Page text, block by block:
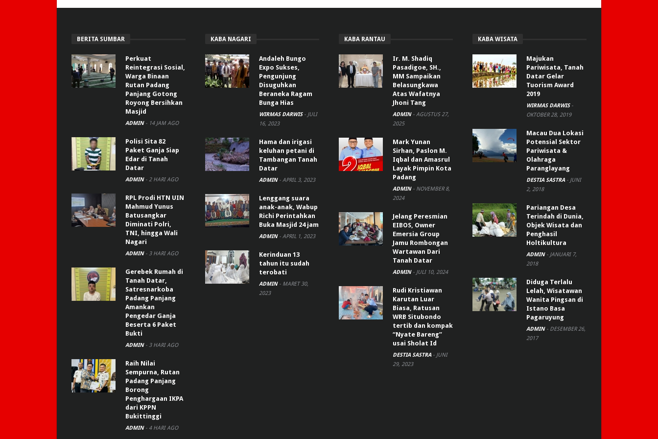
BERITA SUMBAR
Perkuat
Reintegrasi Sosial,
Warga Binaan
Rutan Padang
Panjang Gotong
Royong Bersihkan
Masjid
ADMIN - 14 JAM AGO
Polisi Sita 82
Paket Ganja Siap
Edar di Tanah
Datar
ADMIN - 2 HARI AGO
RPL Prodi HTN UIN
Mahmud Yunus
Batusangkar
Diminati Polri,
TNI, hingga Wali
Nagari
ADMIN - 3 HARI AGO
Gerebek Rumah di
Tanah Datar,
Satresnarkoba
Padang Panjang
Amankan
Pengedar Ganja
Beserta 6 Paket
Bukti
ADMIN - 3 HARI AGO
Raih Nilai
Sempurna, Rutan
Padang Panjang
Borong
Penghargaan IKPA
dari KPPN
Bukittinggi
ADMIN - 4 HARI AGO
KABA NAGARI
Andaleh Bungo
Expo Sukses,
Pengunjung
Disuguhkan
Beraneka Ragam
Bunga Hias
WIRMAS DARWIS - JULI
16, 2023
Hama dan irigasi
keluhan petani di
Tambangan Tanah
Datar
ADMIN - APRIL 3, 2023
Lenggang suara
anak-anak, Wabup
Richi Perintahkan
Buka Masjid 24 jam
ADMIN - APRIL 1, 2023
Kerinduan 13
tahun itu sudah
terobati
ADMIN - MARET 30,
2023
KABA RANTAU
Ir. M. Shadiq
Pasadigoe, SH.,
MM Sampaikan
Belasungkawa
Atas Wafatnya
Jhoni Tang
ADMIN - AGUSTUS 27,
2025
Mark Yunan
Sirhan, Paslon M.
Iqbal dan Amasrul
Layak Pimpin Kota
Padang
ADMIN - NOVEMBER 8,
2024
Jelang Peresmian
EIBOS, Owner
Emersia Group
Jamu Rombongan
Wartawan Dari
Tanah Datar
ADMIN - JULI 10, 2024
Rudi Kristiawan
Karutan Luar
Biasa, Ratusan
WRB Situbondo
tertib dan kompak
“Nyate Bareng”
usai Sholat Id
DESTIA SASTRA - JUNI
29, 2023
KABA WISATA
Majukan
Pariwisata, Tanah
Datar Gelar
Tuorism Award
2019
WIRMAS DARWIS -
OKTOBER 28, 2019
Macau Dua Lokasi
Potensial Sektor
Pariwisata &
Olahraga
Paranglayang
DESTIA SASTRA - JUNI
2, 2018
Pariangan Desa
Terindah di Dunia,
Objek Wisata dan
Penghasil
Holtikultura
ADMIN - JANUARI 7,
2018
Diduga Terlalu
Lelah, Wisatawan
Wanita Pingsan di
Istano Basa
Pagaruyung
ADMIN - DESEMBER 26,
2017